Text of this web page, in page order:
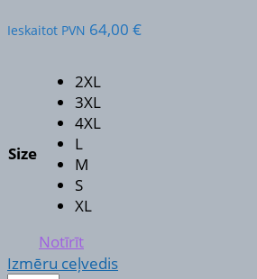
Ieskaitot PVN 64,00 €
Size
2XL
3XL
4XL
L
M
S
XL
Notīrīt
Izmēru ceļvedis